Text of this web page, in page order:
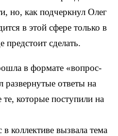
но, как подчеркнул Олег
в этой сфере только в
предстоит сделать.
в формате «вопрос-
ответы на
те, которые поступили на
коллективе вызвала тема